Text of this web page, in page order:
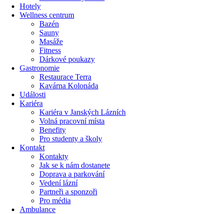
Hotely
Wellness centrum
Bazén
Sauny
Masáže
Fitness
Dárkové poukazy​
Gastronomie
Restaurace Terra
Kavárna Kolonáda
Události
Kariéra
Kariéra v Janských Lázních
Volná pracovní místa
Benefity
Pro studenty a školy
Kontakt
Kontakty
Jak se k nám dostanete
Doprava a parkování
Vedení lázní
Partneři a sponzoři
Pro média
Ambulance